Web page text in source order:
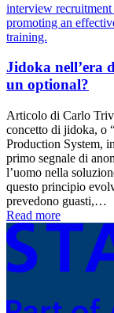
Jidoka nell’era
un optional?
Articolo di Carlo
concetto di jidoka, o
Production System,
primo segnale di
l’uomo nella
questo principio
prevedono guasti,…
Read more